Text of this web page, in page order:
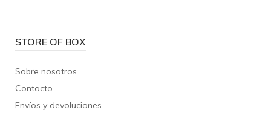
STORE OF BOX
Sobre nosotros
Contacto
Envíos y devoluciones